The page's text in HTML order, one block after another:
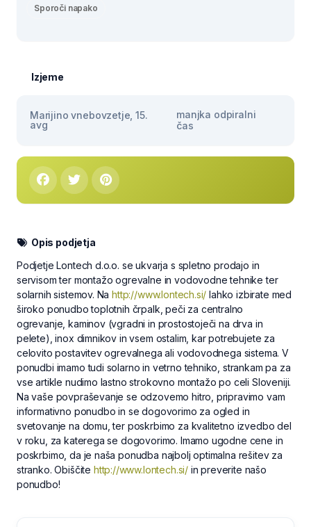
Sporoči napako
Izjeme
Marijino vnebovzetje, 15.
avg
manjka odpiralni
čas
Opis podjetja
Podjetje Lontech d.o.o. se ukvarja s spletno prodajo in
servisom ter montažo ogrevalne in vodovodne tehnike ter
solarnih sistemov. Nahttp://www.lontech.si/ lahko izbirate med
široko ponudbo toplotnih črpalk, peči za centralno
ogrevanje, kaminov (vgradni in prostostoječi na drva in
pelete), inox dimnikov in vsem ostalim, kar potrebujete za
celovito postavitev ogrevalnega ali vodovodnega sistema. V
ponudbi imamo tudi solarno in vetrno tehniko, strankam pa za
vse artikle nudimo lastno strokovno montažo po celi Sloveniji.
Na vaše povpraševanje se odzovemo hitro, pripravimo vam
informativno ponudbo in se dogovorimo za ogled in
svetovanje na domu, ter poskrbimo za kvalitetno izvedbo del
v roku, za katerega se dogovorimo. Imamo ugodne cene in
poskrbimo, da je naša ponudba najbolj optimalna rešitev za
stranko. Obiščite http://www.lontech.si/ in preverite našo
ponudbo!